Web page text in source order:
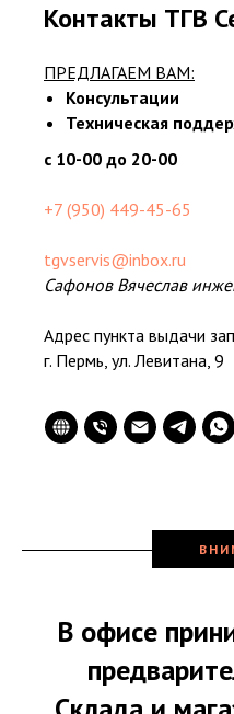
Контакты ТГВ
ПРЕДЛАГАЕМ ВАМ:
Консультации
Техническая
с 10-00 до 20-00
+7 (950) 449-45-65
tgvservis@inbox.ru
Сафонов Вячеслав
Адрес пункта выдачи
г. Пермь, ул. Левитана, 9
В офисе